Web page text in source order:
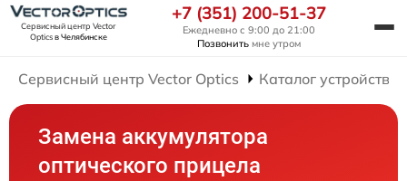
Сервисный центр Vector
Opticsв Челябинске
+7 (351) 200-51-37
Ежедневно с 9:00 до 21:00
Позвонить мне утром
Сервисный центр Vector Optics Каталог устройств
Замена аккумулятора
оптического прицела